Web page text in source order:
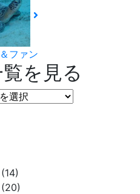
ファン
を見る
(14)
(20)